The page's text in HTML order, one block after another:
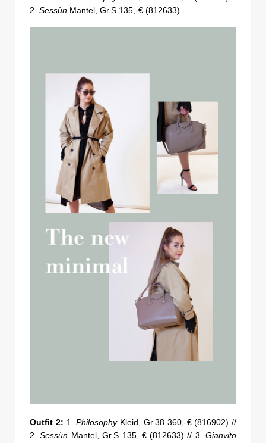
2. Sessùn Mantel, Gr.S 135,-€ (812633)
Outfit 2: 1.PhilosophyKleid, Gr.38 360,-€ (816902) //
2.Sessùn Mantel, Gr.S 135,-€ (812633) // 3. Gianvito